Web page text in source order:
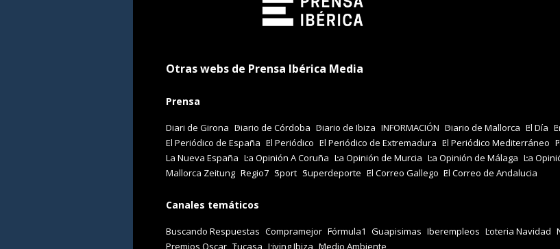
Otras webs de Prensa Ibérica Media
Prensa
Diari de Girona Diario de Córdoba Diario de Ibiza INFORMACIÓN Diario de Mallorca El Día
El Periódico de España El Periódico El Periódico de Extremadura El Periódico Mediterráneo
La Nueva España La Opinión A Coruña La Opinión de Murcia La Opinión de Málaga La
Mallorca Zeitung Regio7 Sport Superdeporte El Correo Gallego El Correo de Andalucia
Canales temáticos
Buscando Respuestas Compramejor Fórmula1 Guapisimas Iberempleos Loteria Navidad
Premios Oscar Tucasa Living Ibiza Medio Ambiente